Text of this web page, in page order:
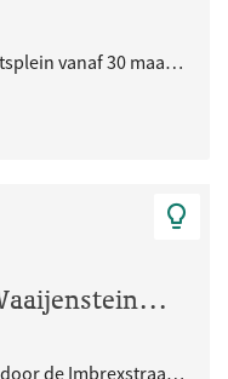
Werkzaamheden in speeltuin Beetsplein vanaf 30 maart 2026
Aanpassen fietsroute Waaijenstein - Imbrexstraat - Terralaan inclusief oversteek busbaan
De fietsroute vanuit Waaijenstein door de Imbrexstraat naar de Terralaan/busbaan is onduidelijk en..